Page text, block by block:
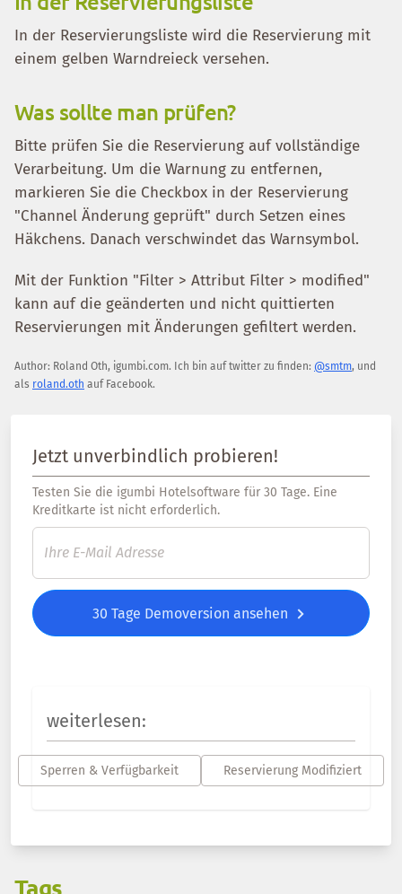
In der Reservierungsliste wird die Reservierung mit
einem gelben Warndreieck versehen.
Was sollte man prüfen?
Bitte prüfen Sie die Reservierung auf vollständige
Verarbeitung. Um die Warnung zu entfernen,
markieren Sie die Checkbox in der Reservierung
"Channel Änderung geprüft" durch Setzen eines
Häkchens. Danach verschwindet das Warnsymbol.
Mit der Funktion "Filter > Attribut Filter > modified"
kann auf die geänderten und nicht quittierten
Reservierungen mit Änderungen gefiltert werden.
Author: Roland Oth, igumbi.com. Ich bin auf twitter zu finden: @smtm, und
als roland.oth auf Facebook.
Jetzt unverbindlich probieren!
Testen Sie die igumbi Hotelsoftware für 30 Tage. Eine
Kreditkarte ist nicht erforderlich.
30 Tage Demoversion ansehen
weiterlesen:
Sperren & Verfügbarkeit Reservierung Modifiziert
Tags